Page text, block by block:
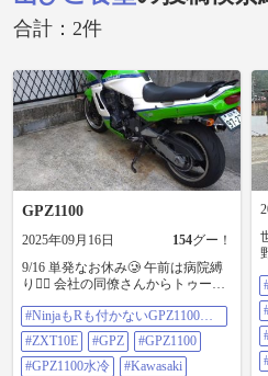
合計：2件
GPZ1100
2025年09月16日 154グー！
9/16 単発なお休み🥲 午前は病院縛
り😮‍💨 会社の同僚さんからトゥーの
後(11時半過ぎ)出発〜🏍️💨 ジタッ
ク🏠→伊勢原大山IC→上野原IC→
檜原村 →秋川渓谷(合流)→お蕎麦屋
探し右往左往→山びこ食堂 →千里
#NinjaもRも付かないGPZ1100水
冷だよ😭
#ZXT10E #GPZ
#GPZ1100
#GPZ1100水冷
#Kawasaki